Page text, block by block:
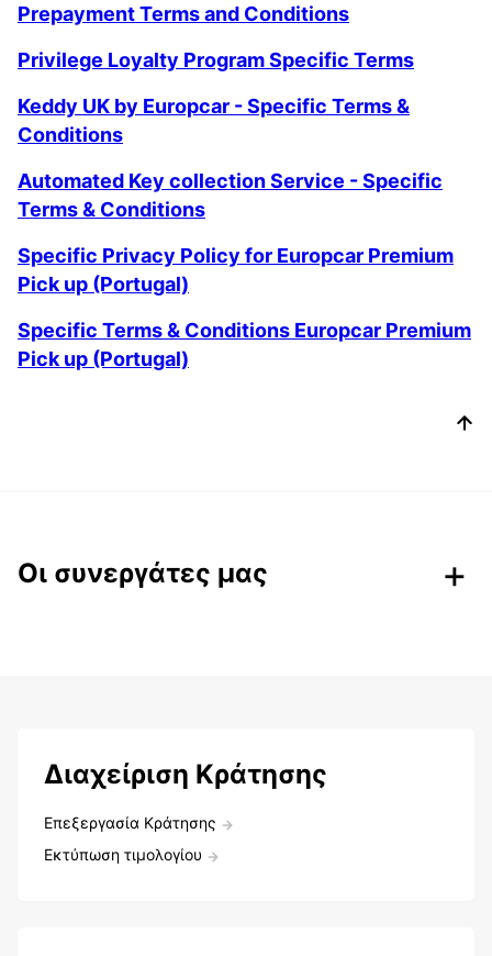
Prepayment Terms and Conditions
Privilege Loyalty Program Specific Terms
Keddy UK by Europcar - Specific Terms &
Conditions
Automated Key collection Service - Specific
Terms & Conditions
Specific Privacy Policy for Europcar Premium
Pick up (Portugal)
Specific Terms & Conditions Europcar Premium
Pick up (Portugal)
Οι συνεργάτες μας
Διαχείριση Κράτησης
Επεξεργασία Κράτησης
Εκτύπωση τιμολογίου